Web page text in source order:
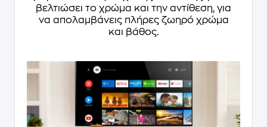
βελτιώσει το χρώμα και την αντίθεση, για
να απολαμβάνεις πλήρες ζωηρό χρώμα
και βάθος.